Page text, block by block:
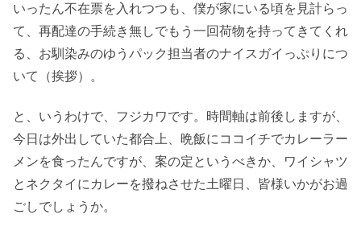
いったん不在票を入れつつも、僕が家にいる頃を見計らっ
て、再配達の手続き無しでもう一回荷物を持ってきてくれ
る、お馴染みのゆうパック担当者のナイスガイっぷりにつ
いて（挨拶）。
と、いうわけで、フジカワです。時間軸は前後しますが、
今日は外出していた都合上、晩飯にココイチでカレーラー
メンを食ったんですが、案の定というべきか、ワイシャツ
とネクタイにカレーを撥ねさせた土曜日、皆様いかがお過
ごしでしょうか。